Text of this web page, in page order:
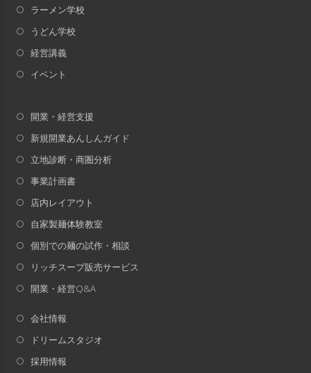
ラーメン学校
うどん学校
経営講義
イベント
開業・経営支援
新規開業あんしんガイド
立地診断・商圏分析
事業計画書
店内レイアウト
自家製麺体験教室
個別での麺の試作・相談
リッチスープ販売サービス
開業・経営Q&A
会社情報
ドリームスタジオ
採用情報